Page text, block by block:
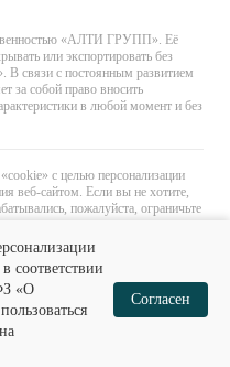
«АЛТИ ГРУПП». Её
или экспортировать без
связи с постоянным развитием
собой право вносить
в любой момент и без
с целью персонализации
веб-сайтом. Если вы не хотите,
пожалуйста, ограничьте
соответствии
«О
Согласен